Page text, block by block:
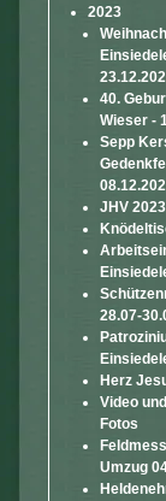
2023
40.
Wieser -
Sepp
JHV
28.07-
Herz
Video
Fotos
Umzug